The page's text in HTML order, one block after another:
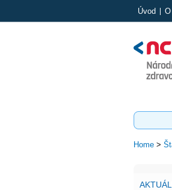
Úvod
Home>